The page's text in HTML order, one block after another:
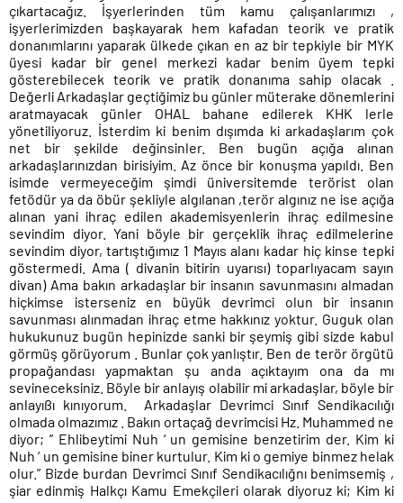
çıkartacağız. İşyerlerinden tüm kamu çalışanlarımızı ,
işyerlerimizden başkayarak hem kafadan teorik ve pratik
donanımlarını yaparak ülkede çıkan en az bir tepkiyle bir MYK
üyesi kadar bir genel merkezi kadar benim üyem tepki
gösterebilecek teorik ve pratik donanıma sahip olacak .
Değerli Arkadaşlar geçtiğimiz bu günler müterake dönemlerini
aratmayacak günler OHAL bahane edilerek KHK lerle
yönetiliyoruz. İsterdim ki benim dışımda ki arkadaşlarım çok
net bir şekilde değinsinler. Ben bugün açığa alınan
arkadaşlarınızdan birisiyim. Az önce bir konuşma yapıldı. Ben
isimde vermeyeceğim şimdi üniversitemde terörist olan
fetödür ya da öbür şekliyle algılanan ,terör algınız ne ise açığa
alınan yani ihraç edilen akademisyenlerin ihraç edilmesine
sevindim diyor. Yani böyle bir gerçeklik ihraç edilmelerine
sevindim diyor, tartıştığımız 1 Mayıs alanı kadar hiç kinse tepki
göstermedi. Ama ( divanin bitirin uyarısı) toparlıyacam sayın
divan) Ama bakın arkadaşlar bir insanın savunmasını almadan
hiçkimse isterseniz en büyük devrimci olun bir insanın
savunması alınmadan ihraç etme hakkınız yoktur. Guguk olan
hukukunuz bugün hepinizde sanki bir şeymiş gibi sizde kabul
görmüş görüyorum . Bunlar çok yanlıştır. Ben de terör örgütü
propağandası yapmaktan şu anda açıktayım ona da mı
sevineceksiniz. Böyle bir anlayış olabilir mi arkadaşlar, böyle bir
anlayıßı kınıyorum. Arkadaşlar Devrimci Sınıf Sendikacılığı
olmada olmazımız . Bakın ortaçağ devrimcisi Hz. Muhammed ne
diyor; ” Ehlibeytimi Nuh ‘ un gemisine benzetirim der. Kim ki
Nuh ‘ un gemisine biner kurtulur. Kim ki o gemiye binmez helak
olur.” Bizde burdan Devrimci Sınıf Sendikacılığnı benimsemiş ,
şiar edinmiş Halkçı Kamu Emekçileri olarak diyoruz ki; Kim ki